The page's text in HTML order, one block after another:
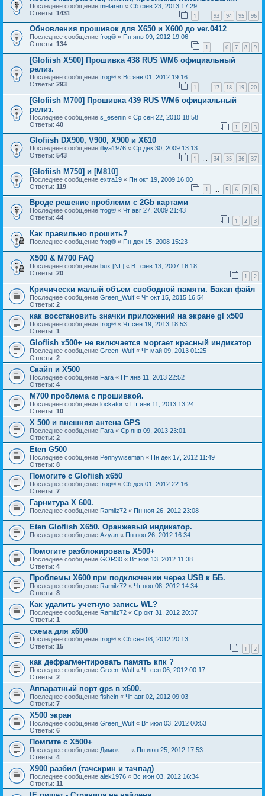
Последнее сообщение melaren « Сб фев 23, 2013 17:29
Ответы: 1431 1 93 94 95 96
Обновления прошивок для Х650 и Х600 до ver.0412
Последнее сообщение frog® « Пн янв 09, 2012 19:06
Ответы: 134 1 … 6 7 8 9
[Glofiish X500] Прошивка 438 RUS WM6 официальный
релиз.
Последнее сообщение frog® « Вс янв 01, 2012 19:16
Ответы: 293 1 … 17 18 19 20
[Glofiish M700] Прошивка 439 RUS WM6 официальный
релиз.
Последнее сообщение s_esenin « Ср сен 22, 2010 18:58
Ответы: 40 1 2 3
Glofiish DX900, V900, X900 и X610
Последнее сообщение illiya1976 « Ср дек 30, 2009 13:13
Ответы: 543 1 … 34 35 36 37
[Glofiish M750] и [M810]
Последнее сообщение extra19 « Пн окт 19, 2009 16:00
Ответы: 119 1 5 6 7 8
Вроде решение проблемм с 2Gb картами
Последнее сообщение frog® « Чт авг 27, 2009 21:43
Ответы: 44 1 2 3
Как правильно прошить?
Последнее сообщение frog® « Пн дек 15, 2008 15:23
X500 & M700 FAQ
Последнее сообщение bux [NL] « Вт фев 13, 2007 16:18
Ответы: 20 1 2
Кричически малый объем свободной памяти. Бакап файл
Последнее сообщение Green_Wulf « Чт окт 15, 2015 16:54
Ответы: 2
как восстановить значки приложений на экране gl x500
Последнее сообщение frog® « Чт сен 19, 2013 18:53
Ответы: 1
Gloflish x500+ не включается моргает красный индикатор
Последнее сообщение Green_Wulf « Чт май 09, 2013 01:25
Ответы: 2
Скайп и Х500
Последнее сообщение Fara « Пт янв 11, 2013 22:52
Ответы: 4
M700 проблема с прошивкой.
Последнее сообщение lockator « Пт янв 11, 2013 13:24
Ответы: 10
X 500 и внешняя антена GPS
Последнее сообщение Fara « Ср янв 09, 2013 23:01
Ответы: 2
Eten G500
Последнее сообщение Pennywiseman « Пн дек 17, 2012 11:49
Ответы: 8
Помогите с Glofiish x650
Последнее сообщение frog® « Сб дек 01, 2012 22:16
Ответы: 7
Гарнитура Х 600.
Последнее сообщение Ramilz72 « Пн ноя 26, 2012 23:08
Eten Gloflish X650. Оранжевый индикатор.
Последнее сообщение Azyan « Пн ноя 26, 2012 16:34
Помогите разблокировать Х500+
Последнее сообщение GOR30 « Вт ноя 13, 2012 11:38
Ответы: 4
Проблемы Х600 при подключении через USB к ББ.
Последнее сообщение Ramilz72 « Чт ноя 08, 2012 14:34
Ответы: 8
Как удалить учетную запись WL?
Последнее сообщение Ramilz72 « Ср окт 31, 2012 20:37
Ответы: 1
схема для x600
Последнее сообщение frog® « Сб сен 08, 2012 20:13
Ответы: 15 1 2
как дефрагментировать память кпк ?
Последнее сообщение Green_Wulf « Чт сен 06, 2012 00:17
Ответы: 2
Аппаратный порт gps в x600.
Последнее сообщение fishcin « Чт авг 02, 2012 09:03
Ответы: 7
Х500 экран
Последнее сообщение Green_Wulf « Вт июл 03, 2012 00:53
Ответы: 6
Помгите с Х500+
Последнее сообщение Димок___ « Пн июн 25, 2012 17:53
Ответы: 4
X900 разбил (тачскрин и тачпад)
Последнее сообщение alek1976 « Вс июн 03, 2012 16:34
Ответы: 11